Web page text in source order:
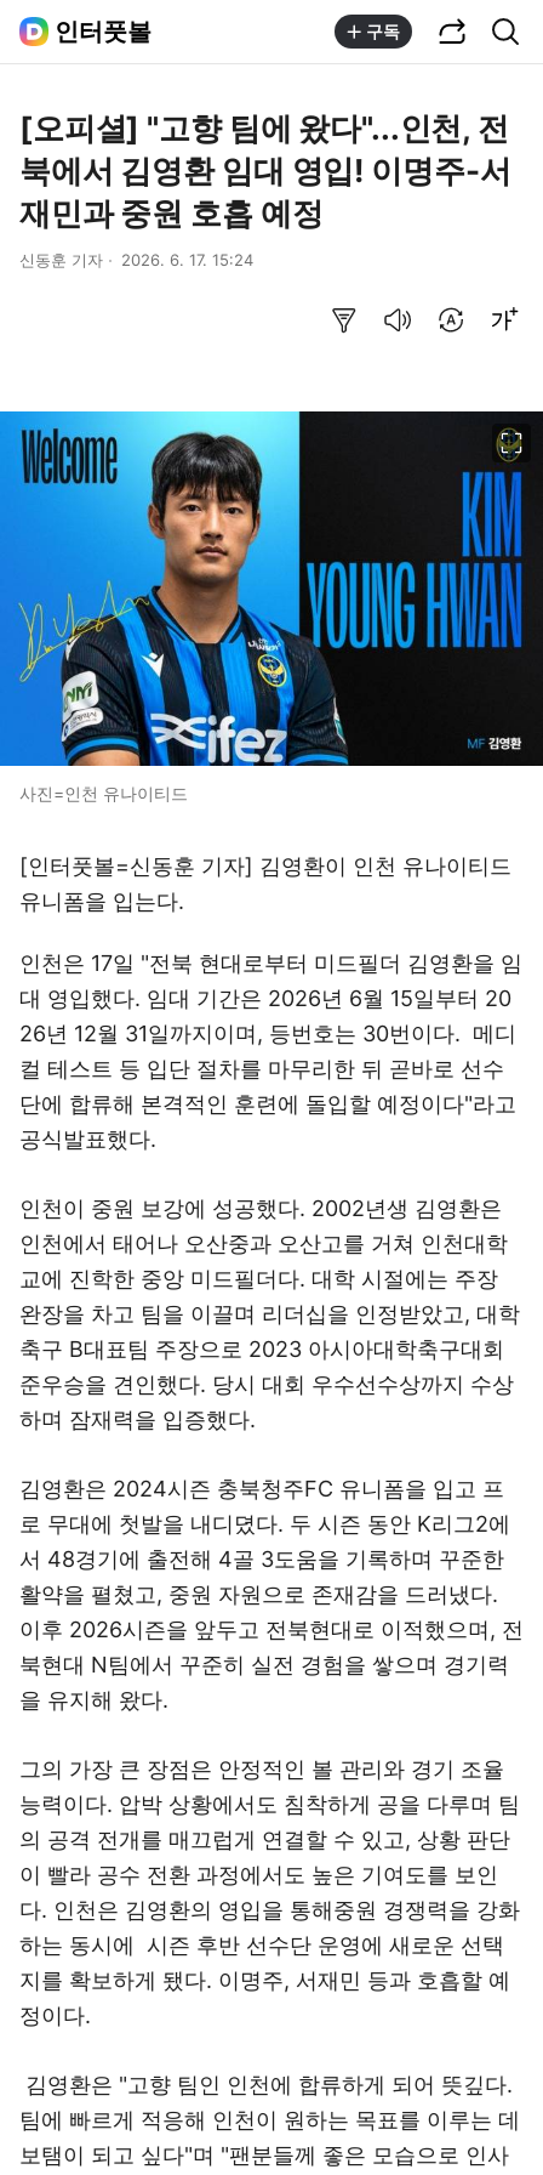
인터풋볼 구독
[오피셜] "고향 팀에 왔다"...인천, 전
북에서 김영환 임대 영입! 이명주-서
재민과 중원 호흡 예정
신동훈 기자 2026. 6. 17. 15:24
사진=인천 유나이티드
[인터풋볼=신동훈 기자] 김영환이 인천 유나이티드
유니폼을 입는다.
인천은 17일 "전북 현대로부터 미드필더 김영환을 임
대 영입했다. 임대 기간은 2026년 6월 15일부터 20
26년 12월 31일까지이며, 등번호는 30번이다. 메디
컬 테스트 등 입단 절차를 마무리한 뒤 곧바로 선수
단에 합류해 본격적인 훈련에 돌입할 예정이다"라고
공식발표했다.
인천이 중원 보강에 성공했다. 2002년생 김영환은
인천에서 태어나 오산중과 오산고를 거쳐 인천대학
교에 진학한 중앙 미드필더다. 대학 시절에는 주장
완장을 차고 팀을 이끌며 리더십을 인정받았고, 대학
축구 B대표팀 주장으로 2023 아시아대학축구대회
준우승을 견인했다. 당시 대회 우수선수상까지 수상
하며 잠재력을 입증했다.
김영환은 2024시즌 충북청주FC 유니폼을 입고 프
로 무대에 첫발을 내디뎠다. 두 시즌 동안 K리그2에
서 48경기에 출전해 4골 3도움을 기록하며 꾸준한
활약을 펼쳤고, 중원 자원으로 존재감을 드러냈다.
이후 2026시즌을 앞두고 전북현대로 이적했으며, 전
북현대 N팀에서 꾸준히 실전 경험을 쌓으며 경기력
을 유지해 왔다.
그의 가장 큰 장점은 안정적인 볼 관리와 경기 조율
능력이다. 압박 상황에서도 침착하게 공을 다루며 팀
의 공격 전개를 매끄럽게 연결할 수 있고, 상황 판단
이 빨라 공수 전환 과정에서도 높은 기여도를 보인
다. 인천은 김영환의 영입을 통해중원 경쟁력을 강화
하는 동시에 시즌 후반 선수단 운영에 새로운 선택
지를 확보하게 됐다. 이명주, 서재민 등과 호흡할 예
정이다.
김영환은 "고향 팀인 인천에 합류하게 되어 뜻깊다.
팀에 빠르게 적응해 인천이 원하는 목표를 이루는 데
보탬이 되고 싶다"며 "팬분들께 좋은 모습으로 인사